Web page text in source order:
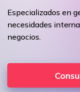
Especializados en
necesidades
negocios.